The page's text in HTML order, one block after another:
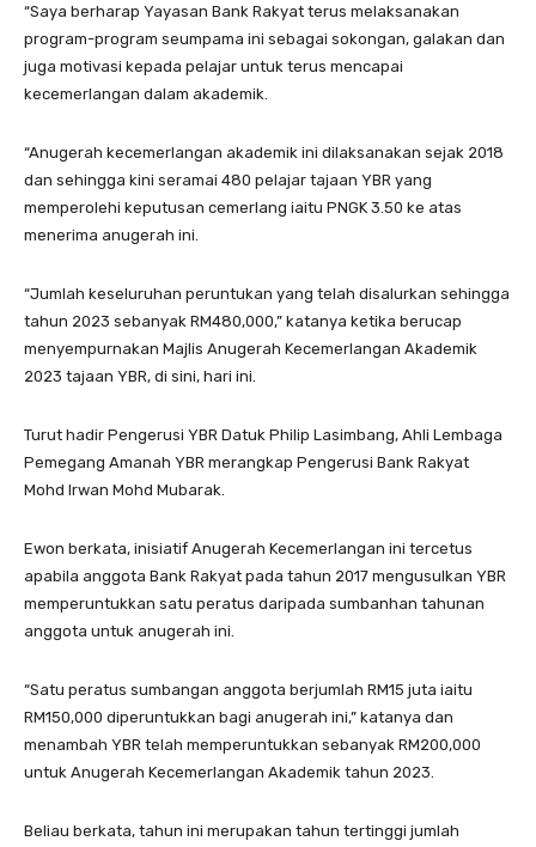
“Saya berharap Yayasan Bank Rakyat terus melaksanakan
program-program seumpama ini sebagai sokongan, galakan dan
juga motivasi kepada pelajar untuk terus mencapai
kecemerlangan dalam akademik.
“Anugerah kecemerlangan akademik ini dilaksanakan sejak 2018
dan sehingga kini seramai 480 pelajar tajaan YBR yang
memperolehi keputusan cemerlang iaitu PNGK 3.50 ke atas
menerima anugerah ini.
“Jumlah keseluruhan peruntukan yang telah disalurkan sehingga
tahun 2023 sebanyak RM480,000,” katanya ketika berucap
menyempurnakan Majlis Anugerah Kecemerlangan Akademik
2023 tajaan YBR, di sini, hari ini.
Turut hadir Pengerusi YBR Datuk Philip Lasimbang, Ahli Lembaga
Pemegang Amanah YBR merangkap Pengerusi Bank Rakyat
Mohd Irwan Mohd Mubarak.
Ewon berkata, inisiatif Anugerah Kecemerlangan ini tercetus
apabila anggota Bank Rakyat pada tahun 2017 mengusulkan YBR
memperuntukkan satu peratus daripada sumbanhan tahunan
anggota untuk anugerah ini.
“Satu peratus sumbangan anggota berjumlah RM15 juta iaitu
RM150,000 diperuntukkan bagi anugerah ini,” katanya dan
menambah YBR telah memperuntukkan sebanyak RM200,000
untuk Anugerah Kecemerlangan Akademik tahun 2023.
Beliau berkata, tahun ini merupakan tahun tertinggi jumlah